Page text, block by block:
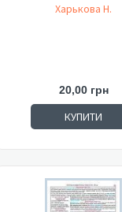
Харькова Н.
20,00 грн
КУПИТИ